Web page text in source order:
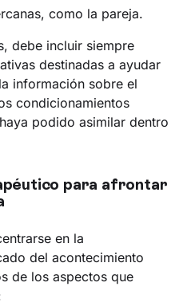
como la pareja.
debe incluir siempre
destinadas a ayudar
información sobre el
condicionamientos
podido asimilar dentro
para afrontar
en la
del acontecimiento
de los aspectos que